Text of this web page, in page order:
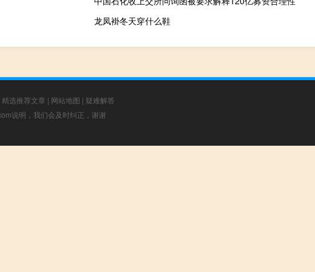
龙凤褂冬天穿什么鞋
精选推荐文章 | 网站地图 | 疑难解答
说明，我们会及时纠正，谢谢